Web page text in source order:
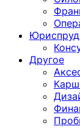
Другoе